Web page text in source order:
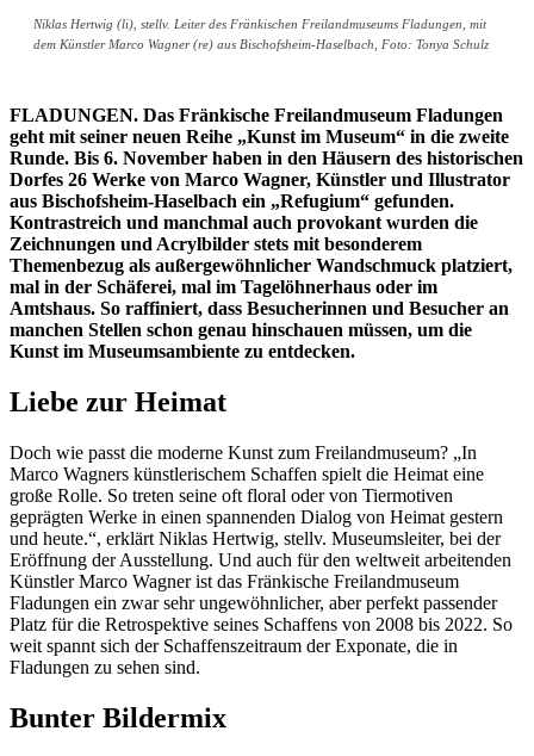
Niklas Hertwig (li), stellv. Leiter des Fränkischen Freilandmuseums Fladungen, mit
dem Künstler Marco Wagner (re) aus Bischofsheim-Haselbach, Foto: Tonya Schulz
FLADUNGEN. Das Fränkische Freilandmuseum Fladungen
geht mit seiner neuen Reihe „Kunst im Museum“ in die zweite
Runde. Bis 6. November haben in den Häusern des historischen
Dorfes 26 Werke von Marco Wagner, Künstler und Illustrator
aus Bischofsheim-Haselbach ein „Refugium“ gefunden.
Kontrastreich und manchmal auch provokant wurden die
Zeichnungen und Acrylbilder stets mit besonderem
Themenbezug als außergewöhnlicher Wandschmuck platziert,
mal in der Schäferei, mal im Tagelöhnerhaus oder im
Amtshaus. So raffiniert, dass Besucherinnen und Besucher an
manchen Stellen schon genau hinschauen müssen, um die
Kunst im Museumsambiente zu entdecken.
Liebe zur Heimat
Doch wie passt die moderne Kunst zum Freilandmuseum? „In
Marco Wagners künstlerischem Schaffen spielt die Heimat eine
große Rolle. So treten seine oft floral oder von Tiermotiven
geprägten Werke in einen spannenden Dialog von Heimat gestern
und heute.“, erklärt Niklas Hertwig, stellv. Museumsleiter, bei der
Eröffnung der Ausstellung. Und auch für den weltweit arbeitenden
Künstler Marco Wagner ist das Fränkische Freilandmuseum
Fladungen ein zwar sehr ungewöhnlicher, aber perfekt passender
Platz für die Retrospektive seines Schaffens von 2008 bis 2022. So
weit spannt sich der Schaffenszeitraum der Exponate, die in
Fladungen zu sehen sind.
Bunter Bildermix